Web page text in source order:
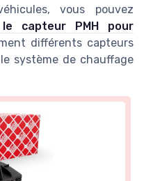
vous pouvez
capteur PMH pour
différents capteurs
système de chauffage